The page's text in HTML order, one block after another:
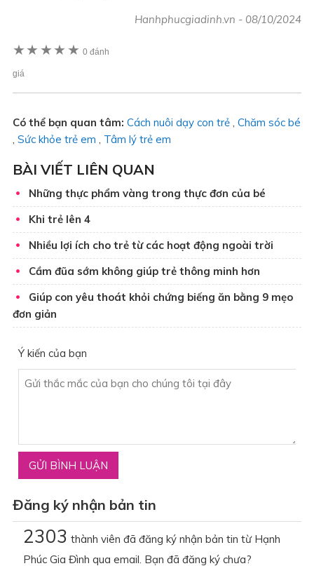
Hanhphucgiadinh.vn - 08/10/2024
★ ★ ★ ★ ★ 0 đánh
giá
Có thể bạn quan tâm: Cách nuôi dạy con trẻ, Chăm sóc bé
, Sức khỏe trẻ em , Tâm lý trẻ em
BÀI VIẾT LIÊN QUAN
Những thực phẩm vàng trong thực đơn của bé
Khi trẻ lên 4
Nhiều lợi ích cho trẻ từ các hoạt động ngoài trời
Cầm đũa sớm không giúp trẻ thông minh hơn
Giúp con yêu thoát khỏi chứng biếng ăn bằng 9 mẹo
đơn giản
Ý kiến của bạn
Đăng ký nhận bản tin
2303 thành viên đã đăng ký nhận bản tin từ Hạnh
Phúc Gia Đình qua email. Bạn đã đăng ký chưa?